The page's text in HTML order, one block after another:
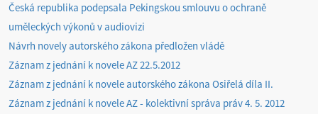
Česká republika podepsala Pekingskou smlouvu o ochraně
uměleckých výkonů v audiovizi
Návrh novely autorského zákona předložen vládě
Záznam z jednání k novele AZ 22.5.2012
Záznam z jednání k novele autorského zákona Osiřelá díla II.
Záznam z jednání k novele AZ - kolektivní správa práv 4. 5. 2012